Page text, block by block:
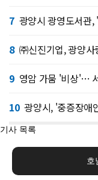
7 광양시 광영도서관
8 ㈜신진기업, 광양사
9 영암 가뭄 '비상'…
10 광양시, '중증장애
기사 목록
호